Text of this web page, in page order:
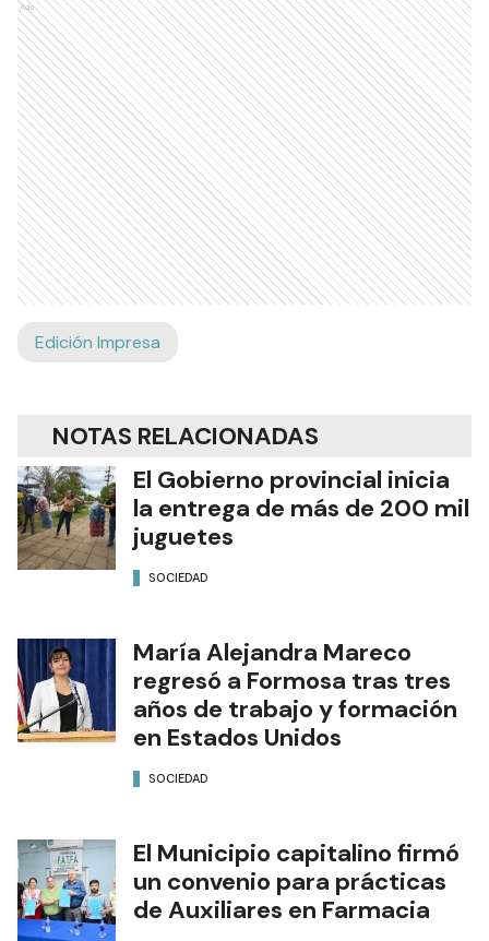
Ads
Edición Impresa
NOTAS RELACIONADAS
El Gobierno provincial inicia
la entrega de más de 200 mil
juguetes
SOCIEDAD
María Alejandra Mareco
regresó a Formosa tras tres
años de trabajo y formación
en Estados Unidos
SOCIEDAD
El Municipio capitalino firmó
un convenio para prácticas
de Auxiliares en Farmacia